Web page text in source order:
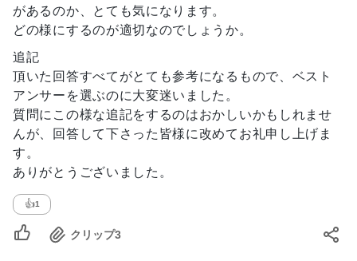
があるのか、とても気になります。
どの様にするのが適切なのでしょうか。
追記
頂いた回答すべてがとても参考になるもので、ベスト
アンサーを選ぶのに大変迷いました。
質問にこの様な追記をするのはおかしいかもしれませ
んが、回答して下さった皆様に改めてお礼申し上げま
す。
ありがとうございました。
👍1
クリップ3